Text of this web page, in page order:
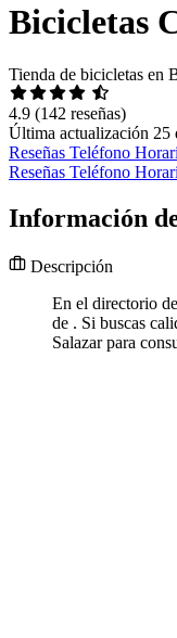
Bicicletas
Tienda de bicicletas en
4.9 (142 reseñas)
Última actualización 25
Reseñas Teléfono
Reseñas Teléfono
Información
Descripción
En el directorio
de . Si buscas
Salazar para